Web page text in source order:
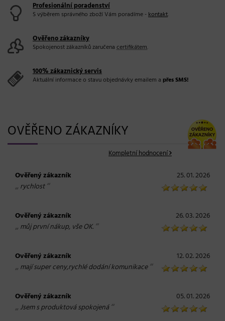
Profesionální poradenství
S výběrem správného zboží Vám poradíme -kontakt.
Ověřeno zákazníky
Spokojenost zákazníků zaručena certifikátem.
100% zákaznický servis
Aktuální informace o stavu objednávky emailem a přes SMS!
OVĚŘENO ZÁKAZNÍKY
Kompletní hodnocení
Ověřený zákazník 25. 01. 2026
„ rychlost“
Ověřený zákazník 26. 03. 2026
„ můj první nákup, vše OK. “
Ověřený zákazník 12. 02. 2026
„ mají super ceny,rychlé dodání komunikace“
Ověřený zákazník 05. 01. 2026
„ Jsem s produktová spokojená“